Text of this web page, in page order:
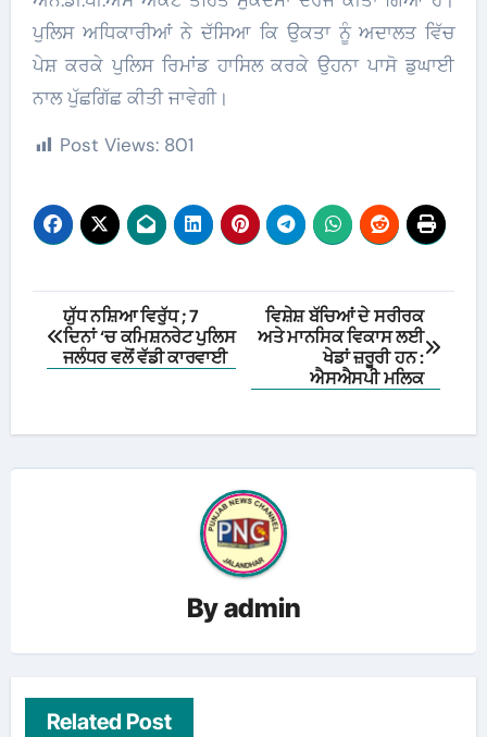
ਪੁਲਿਸ ਅਧਿਕਾਰੀਆਂ ਨੇ ਦੱਸਿਆ ਕਿ ਉਕਤਾ ਨੂੰ ਅਦਾਲਤ ਵਿੱਚ
ਪੇਸ਼ ਕਰਕੇ ਪੁਲਿਸ ਰਿਮਾਂਡ ਹਾਸਿਲ ਕਰਕੇ ਉਹਨਾ ਪਾਸੋ ਡੁਘਾਈ
ਨਾਲ ਪੁੱਛਗਿੱਛ ਕੀਤੀ ਜਾਵੇਗੀ।
Post Views: 801
Post
navigation
ਯੁੱਧ ਨਸ਼ਿਆ ਵਿਰੁੱਧ ; 7
ਦਿਨਾਂ ‘ਚ ਕਮਿਸ਼ਨਰੇਟ ਪੁਲਿਸ
ਜਲੰਧਰ ਵਲੋਂ ਵੱਡੀ ਕਾਰਵਾਈ
ਵਿਸ਼ੇਸ਼ ਬੱਚਿਆਂ ਦੇ ਸਰੀਰਕ
ਅਤੇ ਮਾਨਸਿਕ ਵਿਕਾਸ ਲਈ
ਖੇਡਾਂ ਜ਼ਰੂਰੀ ਹਨ :
ਐਸਐਸਪੀ ਮਲਿਕ
Byadmin
Related Post